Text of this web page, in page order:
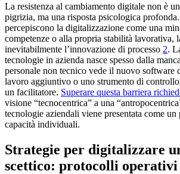
La resistenza al cambiamento digitale non è
pigrizia, ma una risposta psicologica
percepiscono la digitalizzazione come una
competenze o alla propria stabilità lavorativa,
inevitabilmente l’innovazione di processo 2.
tecnologie in azienda nasce spesso dalla
personale non tecnico vede il nuovo software
lavoro aggiuntivo o uno strumento di
un facilitatore. Superare questa barriera
visione “tecnocentrica” a una
tecnologie aziendali viene presentata come
capacità individuali.
Strategie per digitalizzare
scettico: protocolli operativi